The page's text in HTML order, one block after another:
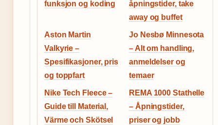
funksjon og koding
åpningstider, take
away og buffet
Aston Martin
Valkyrie –
Spesifikasjoner, pris
og toppfart
Jo Nesbø Minnesota
– Alt om handling,
anmeldelser og
temaer
Nike Tech Fleece –
Guide till Material,
Värme och Skötsel
REMA 1000 Stathelle
– Åpningstider,
priser og jobb